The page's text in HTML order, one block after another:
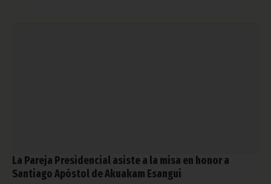
La Pareja Presidencial asiste a la misa en honor a
Santiago Apóstol de Akuakam Esangui